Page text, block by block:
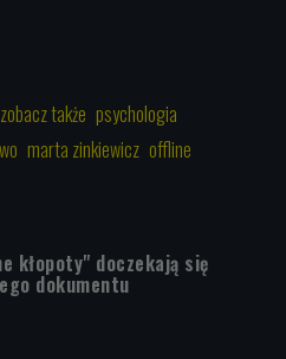
zobacz także psychologia
marta zinkiewicz offline
kłopoty" doczekają się
dokumentu